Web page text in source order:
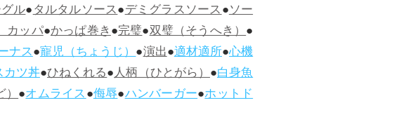
ル●タルタルソース●デミグラスソース●ソー
カッパ●かっぱ巻き●完璧●双璧（そうへき）●
ナス●寵児（ちょうじ）●演出●適材適所●心機
ツ丼●ひねくれる●人柄（ひとがら）●白身魚
）●オムライス●侮辱●ハンバーガー●ホットド